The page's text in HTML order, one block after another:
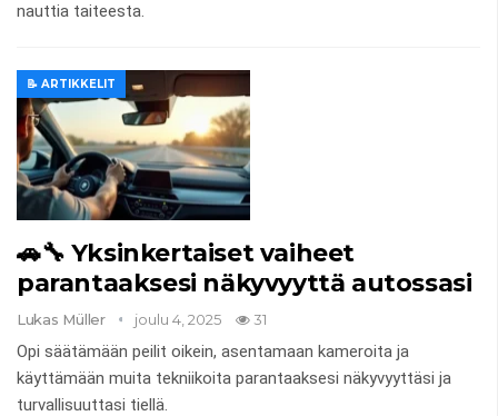
nauttia taiteesta.
📝 ARTIKKELIT
🚗🔧 Yksinkertaiset vaiheet
parantaaksesi näkyvyyttä autossasi
Lukas Müller joulu 4, 2025 31
Opi säätämään peilit oikein, asentamaan kameroita ja
käyttämään muita tekniikoita parantaaksesi näkyvyyttäsi ja
turvallisuuttasi tiellä.